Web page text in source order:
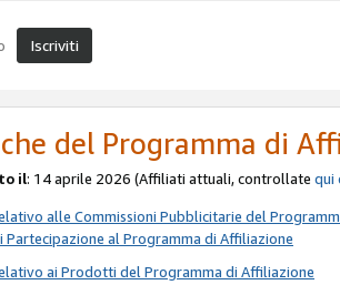
Iscriviti
del Programma di
il: 14 aprile 2026 (Affiliati attuali, controllate qui
alle Commissioni Pubblicitarie del
Partecipazione al Programma di Affiliazione
ai Prodotti del Programma di Affiliazione